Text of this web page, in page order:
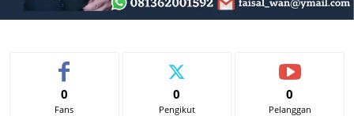
0
Fans
0
Pengikut
0
Pelanggan